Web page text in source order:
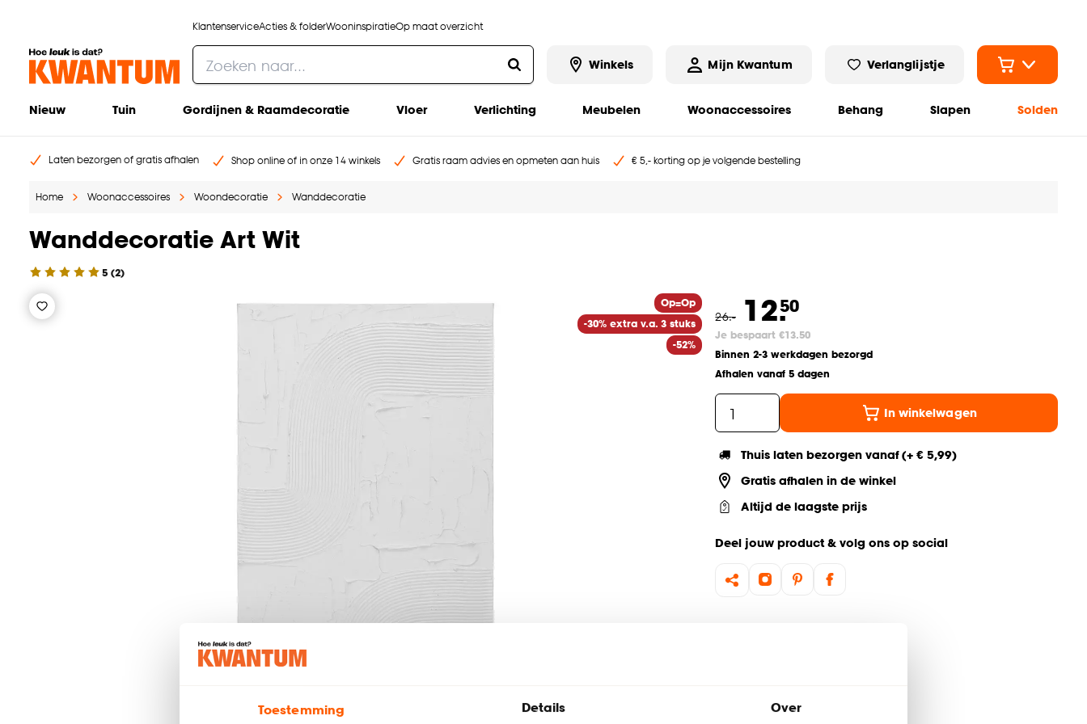
Toestemming Details Over
KlantenserviceActies & folderWooninspiratieOp maat overzicht
Winkels Mijn Kwantum Verlanglijstje
Nieuw Tuin Gordijnen & Raamdecoratie Vloer Verlichting Meubelen Woonaccessoires Behang Slapen Solden
Laten bezorgen of gratis afhalen Shop online of in onze 14 winkels Gratis raam advies en opmeten aan huis € 5,- korting op je volgende bestelling
Home Woonaccessoires Woondecoratie Wanddecoratie
Wanddecoratie Art Wit
5 (2)
Op=Op
-30% extra v.a. 3 stuks
-52%
26.- 12.50
Je bespaart €13.50
Binnen 2-3 werkdagen bezorgd
Afhalen vanaf 5 dagen
In winkelwagen
Thuis laten bezorgen vanaf (+ € 5,99)
Gratis afhalen in de winkel
Altijd de laagste prijs
Deel jouw product & volg ons op social